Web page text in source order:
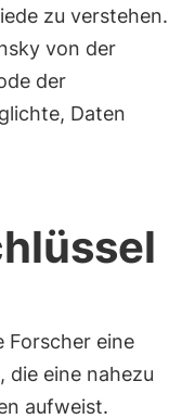
zu verstehen.
von der
der
Daten
Forscher eine
, die eine nahezu
aufweist.